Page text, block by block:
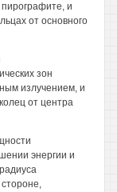
и
от основного
зон
излучением, и
от центра
энергии и